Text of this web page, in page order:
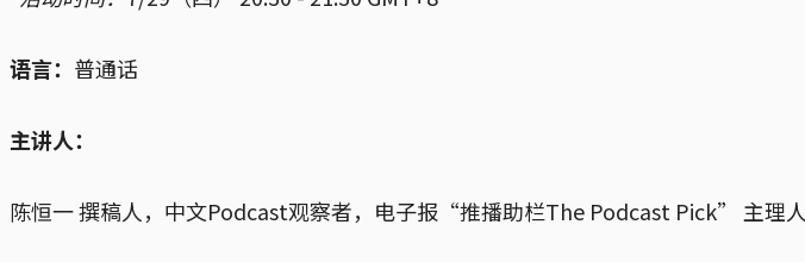
语言： 普通话
主讲人：
陈恒一 撰稿人，中文Podcast观察者，电子报“推播助栏The Podcast Pick” 主理人